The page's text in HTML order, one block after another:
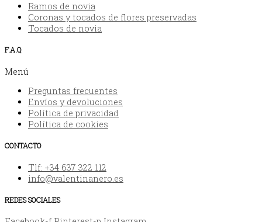
Ramos de novia
Coronas y tocados de flores preservadas
Tocados de novia
F.A.Q
Menú
Preguntas frecuentes
Envíos y devoluciones
Política de privacidad
Política de cookies
CONTACTO
Tlf: +34 637 322 112
info@valentinanero.es
REDES SOCIALES